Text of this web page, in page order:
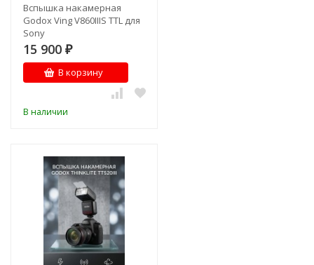
Вспышка накамерная
Godox Ving V860IIIS TTL для
Sony
15 900 ₽
В корзину
В наличии